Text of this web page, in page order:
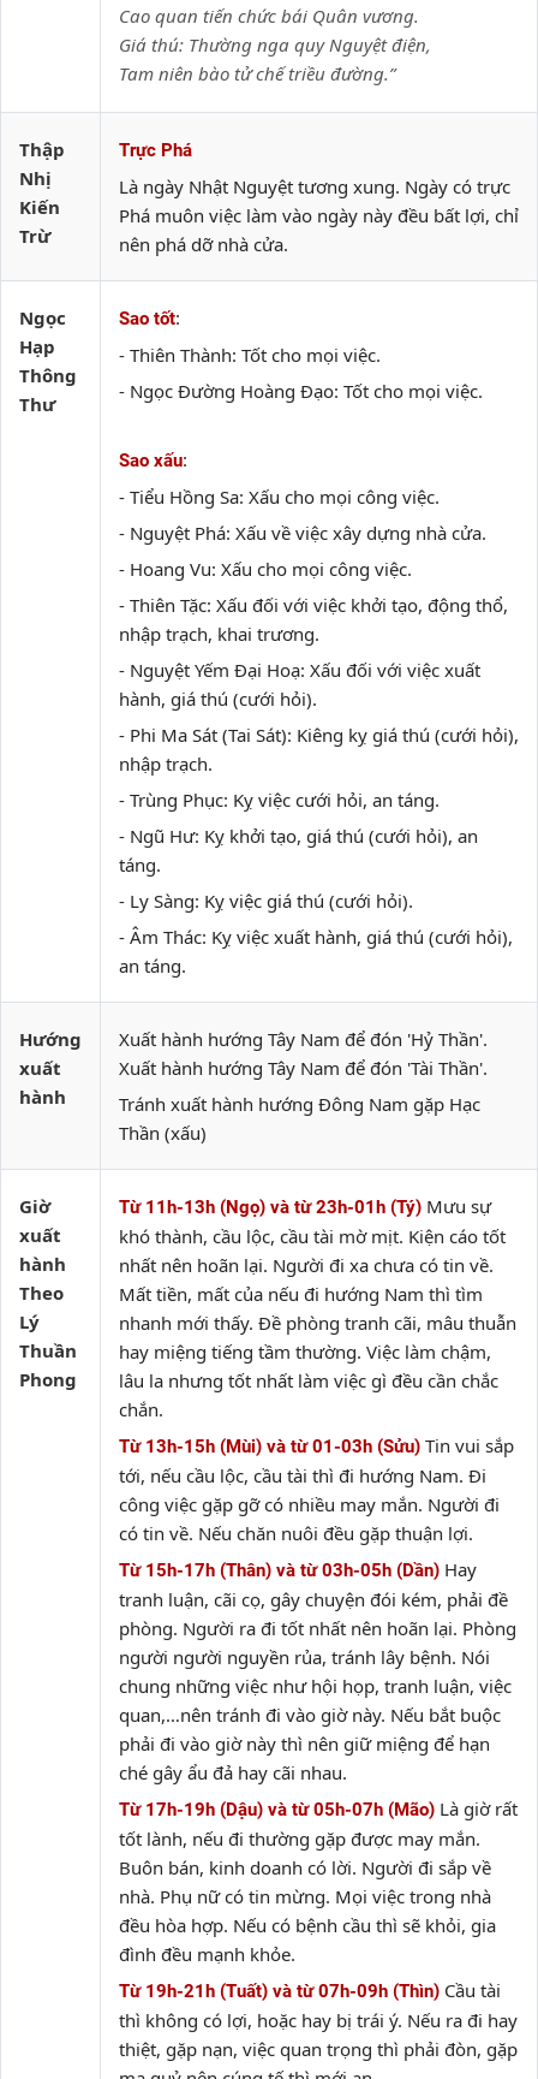
Cao quan tiến chức bái Quân vương.
Giá thú: Thường nga quy Nguyệt điện,
Tam niên bào tử chế triều đường.”
Thập
Nhị
Kiến
Trừ
Trực Phá
Là ngày Nhật Nguyệt tương xung. Ngày có trực
Phá muôn việc làm vào ngày này đều bất lợi, chỉ
nên phá dỡ nhà cửa.
Ngọc
Hạp
Thông
Thư
Sao tốt:
- Thiên Thành: Tốt cho mọi việc.
- Ngọc Đường Hoàng Đạo: Tốt cho mọi việc.
Sao xấu:
- Tiểu Hồng Sa: Xấu cho mọi công việc.
- Nguyệt Phá: Xấu về việc xây dựng nhà cửa.
- Hoang Vu: Xấu cho mọi công việc.
- Thiên Tặc: Xấu đối với việc khởi tạo, động thổ,
nhập trạch, khai trương.
- Nguyệt Yếm Đại Hoạ: Xấu đối với việc xuất
hành, giá thú (cưới hỏi).
- Phi Ma Sát (Tai Sát): Kiêng kỵ giá thú (cưới hỏi),
nhập trạch.
- Trùng Phục: Kỵ việc cưới hỏi, an táng.
- Ngũ Hư: Kỵ khởi tạo, giá thú (cưới hỏi), an
táng.
- Ly Sàng: Kỵ việc giá thú (cưới hỏi).
- Âm Thác: Kỵ việc xuất hành, giá thú (cưới hỏi),
an táng.
Hướng
xuất
hành
Xuất hành hướng Tây Nam để đón 'Hỷ Thần'.
Xuất hành hướng Tây Nam để đón 'Tài Thần'.
Tránh xuất hành hướng Đông Nam gặp Hạc
Thần (xấu)
Giờ
xuất
hành
Theo
Lý
Thuần
Phong
Từ 11h-13h (Ngọ) và từ 23h-01h (Tý) Mưu sự
khó thành, cầu lộc, cầu tài mờ mịt. Kiện cáo tốt
nhất nên hoãn lại. Người đi xa chưa có tin về.
Mất tiền, mất của nếu đi hướng Nam thì tìm
nhanh mới thấy. Đề phòng tranh cãi, mâu thuẫn
hay miệng tiếng tầm thường. Việc làm chậm,
lâu la nhưng tốt nhất làm việc gì đều cần chắc
chắn.
Từ 13h-15h (Mùi) và từ 01-03h (Sửu) Tin vui sắp
tới, nếu cầu lộc, cầu tài thì đi hướng Nam. Đi
công việc gặp gỡ có nhiều may mắn. Người đi
có tin về. Nếu chăn nuôi đều gặp thuận lợi.
Từ 15h-17h (Thân) và từ 03h-05h (Dần) Hay
tranh luận, cãi cọ, gây chuyện đói kém, phải đề
phòng. Người ra đi tốt nhất nên hoãn lại. Phòng
người người nguyền rủa, tránh lây bệnh. Nói
chung những việc như hội họp, tranh luận, việc
quan,…nên tránh đi vào giờ này. Nếu bắt buộc
phải đi vào giờ này thì nên giữ miệng để hạn
ché gây ẩu đả hay cãi nhau.
Từ 17h-19h (Dậu) và từ 05h-07h (Mão) Là giờ rất
tốt lành, nếu đi thường gặp được may mắn.
Buôn bán, kinh doanh có lời. Người đi sắp về
nhà. Phụ nữ có tin mừng. Mọi việc trong nhà
đều hòa hợp. Nếu có bệnh cầu thì sẽ khỏi, gia
đình đều mạnh khỏe.
Từ 19h-21h (Tuất) và từ 07h-09h (Thìn) Cầu tài
thì không có lợi, hoặc hay bị trái ý. Nếu ra đi hay
thiệt, gặp nạn, việc quan trọng thì phải đòn, gặp